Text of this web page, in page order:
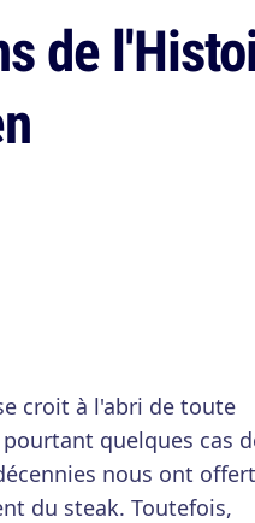
de
croit à l'abri de toute
quelques cas
nous ont
du steak. Toutefois,